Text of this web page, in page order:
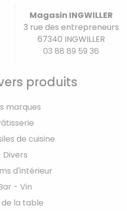
Magasin INGWILLER
3 rue des entrepreneurs
67340 INGWILLER
03 88 89 59 36
produits
marques
de cuisine
Divers
d'intérieur
- Vin
la table